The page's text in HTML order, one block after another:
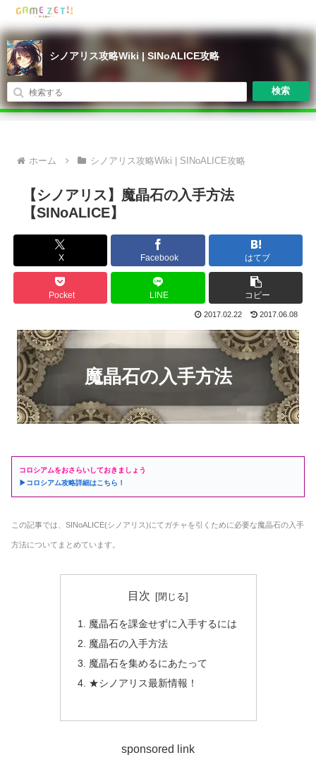
シノアリス攻略Wiki | SINoALICE攻略
検索
ホーム シノアリス攻略Wiki | SINoALICE攻略
【シノアリス】魔晶石の入手方法
【SINoALICE】
X Facebook はてブ
Pocket LINE コピー
2017.02.22 2017.06.08
魔晶石の入手方法
コロシアムをおさらいしておきましょう
▶コロシアム攻略詳細はこちら！
この記事では、SINoALICE(シノアリス)にてガチャを引くために必要な魔晶石の入手
方法についてまとめています。
目次
魔晶石を課金せずに入手するには
魔晶石の入手方法
魔晶石を集めるにあたって
★シノアリス最新情報！
sponsored link